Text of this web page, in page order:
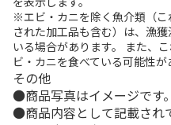
※エビ・カニを除く魚介類（
された加工品も含む）は、漁
いる場合があります。 また、
ビ・カニを食べている可能性が
その他
商品写真はイメージです。
商品内容として記載さ